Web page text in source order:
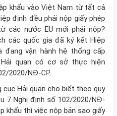
khẩu vào Việt Nam từ tất cả
định đều phải nộp giấy phép
các nước EU mới phải nộp?
các quốc gia đã ký kết Hiệp
đang vận hành hệ thống cấp
quan có cơ sở thực hiện
2020/NĐ-CP.
cục Hải quan cho biết theo quy
7 Nghị định số 102/2020/NĐ-
khẩu thì việc nộp bản sao giấy